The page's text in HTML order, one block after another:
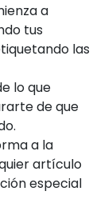
a
tus
las
lo que
de que
a la
artículo
especial